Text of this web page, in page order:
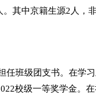
。其中京籍生源2 人，
任班级团支书。在学
2校级一等奖学金。